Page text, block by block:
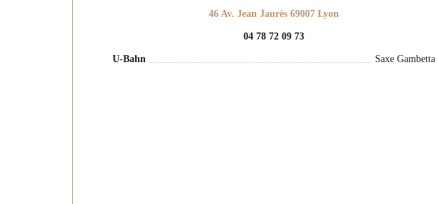
46 Av. Jean Jaurès 69007 Lyon
04 78 72 09 73
U-Bahn Saxe Gambetta